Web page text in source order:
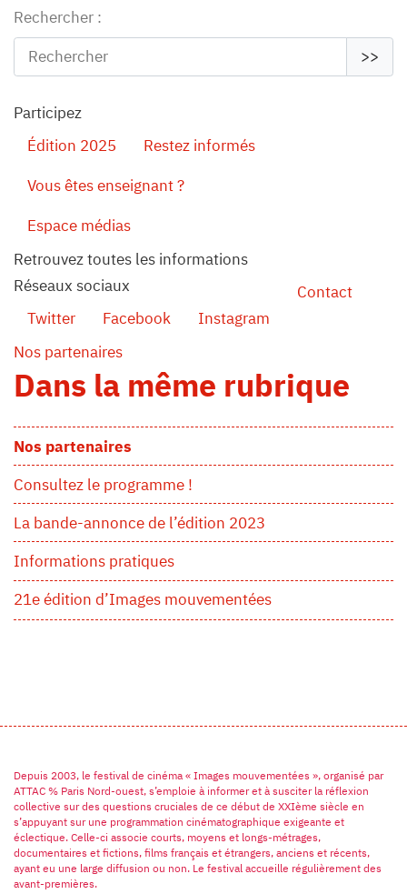
Rechercher :
>>
Participez
Édition 2025
Restez informés
Vous êtes enseignant ?
Espace médias
Retrouvez toutes les informations
Réseaux sociaux
Twitter
Facebook Instagram
Contact
Nos partenaires
Dans la même rubrique
Nos partenaires
Consultez le programme !
La bande-annonce de l’édition 2023
Informations pratiques
21e édition d’Images mouvementées
Depuis 2003, le festival de cinéma « Images mouvementées », organisé par
ATTAC % Paris Nord-ouest, s’emploie à informer et à susciter la réflexion
collective sur des questions cruciales de ce début de XXIème siècle en
s’appuyant sur une programmation cinématographique exigeante et
éclectique. Celle-ci associe courts, moyens et longs-métrages,
documentaires et fictions, films français et étrangers, anciens et récents,
ayant eu une large diffusion ou non. Le festival accueille régulièrement des
avant-premières.